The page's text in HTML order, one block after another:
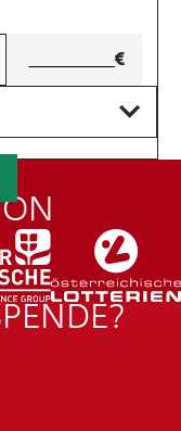
Betrag
eingeben
€